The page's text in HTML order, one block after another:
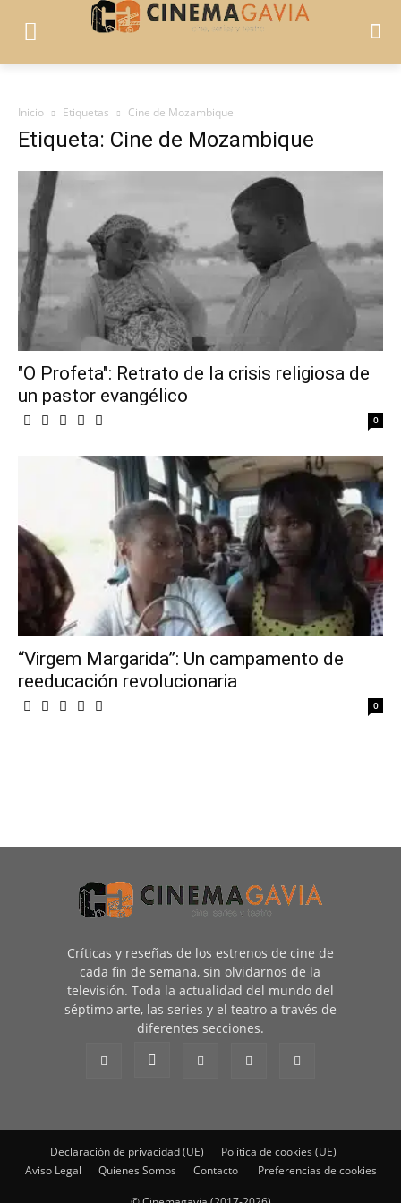
Inicio Etiquetas Cine de Mozambique
Etiqueta: Cine de Mozambique
"O Profeta": Retrato de la crisis religiosa de
un pastor evangélico
0
“Virgem Margarida”: Un campamento de
reeducación revolucionaria
0
Críticas y reseñas de los estrenos de cine de
cada fin de semana, sin olvidarnos de la
televisión. Toda la actualidad del mundo del
séptimo arte, las series y el teatro a través de
diferentes secciones.
Declaración de privacidad (UE)
Política de cookies (UE)
Aviso Legal
Quienes Somos Contacto Preferencias de cookies